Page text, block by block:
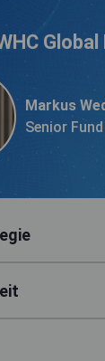
Markus
Senior